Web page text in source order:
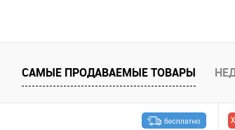
Сравнение В избранное
САМЫЕ ПРОДАВАЕМЫЕ ТОВАРЫ